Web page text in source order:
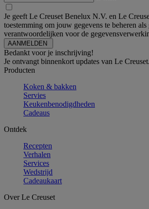
Je geeft Le Creuset Benelux N.V. en Le
toestemming om jouw gegevens te beheren
verantwoordelijken voor de
Bedankt voor je inschrijving!
Je ontvangt binnenkort updates van Le Creuset.
Producten
Koken & bakken
Servies
Keukenbenodigdheden
Cadeaus
Ontdek
Recepten
Verhalen
Services
Wedstrijd
Cadeaukaart
Over Le Creuset